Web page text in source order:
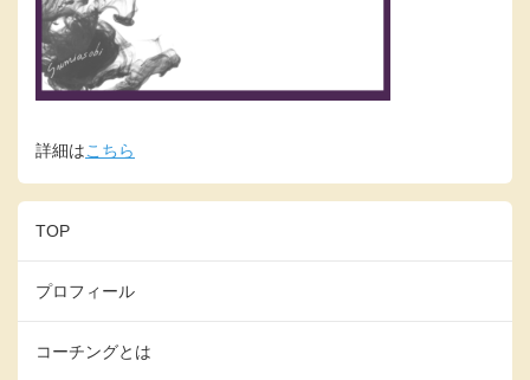
詳細はこちら
TOP
プロフィール
コーチングとは